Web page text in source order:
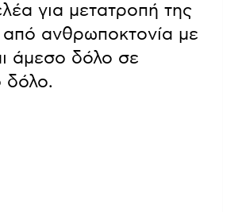
για μετατροπή της
από ανθρωποκτονία με
άμεσο δόλο σε
δόλο.